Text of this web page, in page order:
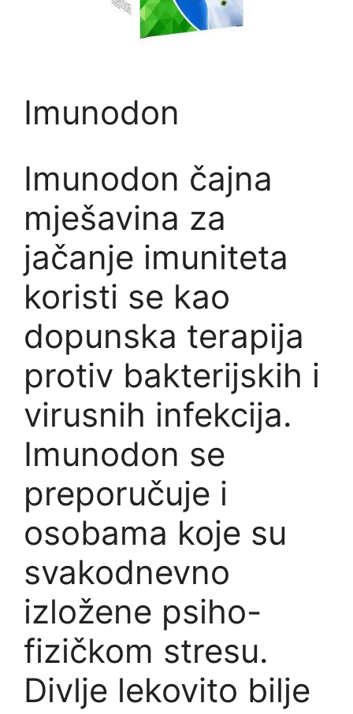
Imunodon
Imunodon čajna
mješavina za
jačanje imuniteta
koristi se kao
dopunska terapija
protiv bakterijskih i
virusnih infekcija.
Imunodon se
preporučuje i
osobama koje su
svakodnevno
izložene psiho-
fizičkom stresu.
Divlje lekovito bilje